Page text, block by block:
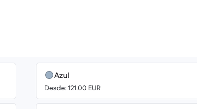
Azul
Desde: 121.00 EUR